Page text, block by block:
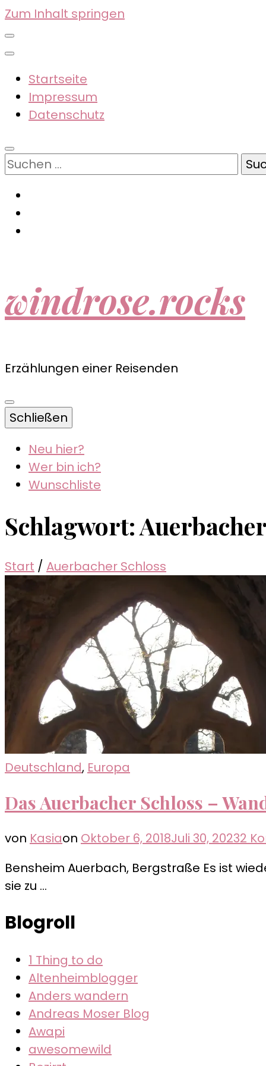
Zum Inhalt springen
Startseite
Impressum
Datenschutz
Suchen
nach:
windrose.rocks
Erzählungen einer Reisenden
Schließen
Neu hier?
Wer bin ich?
Wunschliste
Schlagwort:
Start / Auerbacher Schloss
Deutschland, Europa
Das Auerbacher Schloss –
von Kasiaon Oktober 6, 2018Juli 30, 20232
Bensheim Auerbach, Bergstraße Es ist
sie zu …
Blogroll
1 Thing to do
Altenheimblogger
Anders wandern
Andreas Moser Blog
Awapi
awesomewild